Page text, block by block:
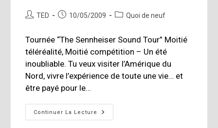
Auteur/autrice
publication :
TED
Publication
10/05/2009
PostQuoi de neuf
Tournée “The Sennheiser Sound Tour” Moitié
téléréalité, Moitié compétition – Un été
inoubliable. Tu veux visiter l’Amérique du
Nord, vivre l’expérience de toute une vie… et
être payé pour le…
Continuer La Lecture
Offre
D’emploi